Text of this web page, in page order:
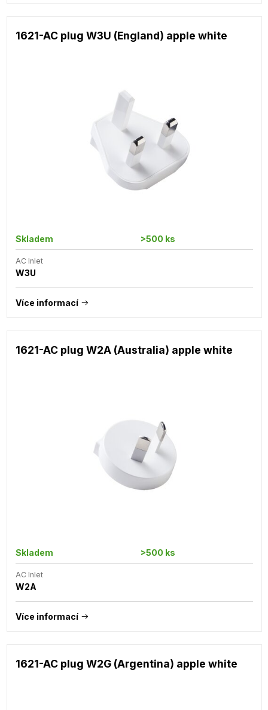
1621-AC plug W3U (England) apple white
Skladem >500 ks
AC Inlet
W3U
Více informací
1621-AC plug W2A (Australia) apple white
Skladem >500 ks
AC Inlet
W2A
Více informací
1621-AC plug W2G (Argentina) apple white